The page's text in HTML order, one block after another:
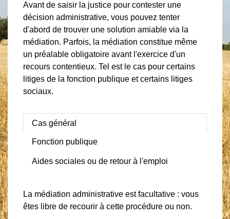
Avant de saisir la justice pour contester une
décision administrative, vous pouvez tenter
d'abord de trouver une solution amiable via la
médiation. Parfois, la médiation constitue même
un préalable obligatoire avant l'exercice d'un
recours contentieux. Tel est le cas pour certains
litiges de la fonction publique et certains litiges
sociaux.
Cas général
Fonction publique
Aides sociales ou de retour à l'emploi
La médiation administrative est facultative : vous
êtes libre de recourir à cette procédure ou non.